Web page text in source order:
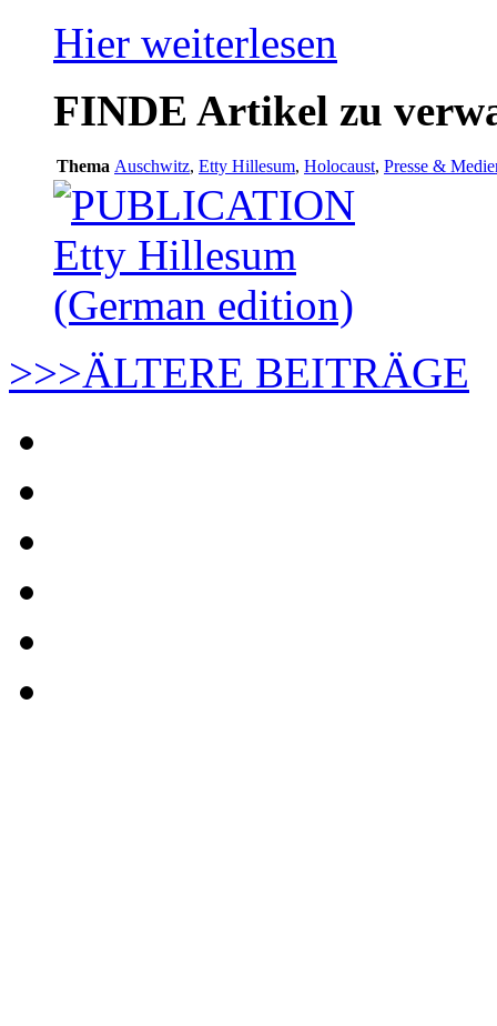
Hier weiterlesen
FINDE Artikel zu
Thema Auschwitz, Etty Hillesum, Holocaust, Presse &
>>>ÄLTERE BEITRÄGE